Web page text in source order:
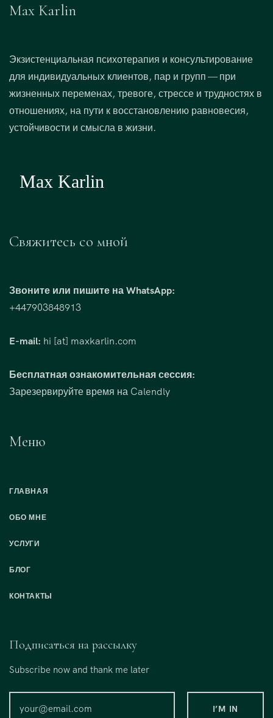
Max Karlin
Экзистенциальная психотерапия и консультирование
для индивидуальных клиентов, пар и групп — при
жизненных переменах, тревоге, стрессе и трудностях в
отношениях, на пути к восстановлению равновесия,
устойчивости и смысла в жизни.
Свяжитесь со мной
Звоните или пишите на WhatsApp:
+447903848913
E-mail: hi [at] maxkarlin.com
Бесплатная ознакомительная сессия:
Зарезервируйте время на Calendly
Меню
ГЛАВНАЯ
ОБО МНЕ
УСЛУГИ
БЛОГ
КОНТАКТЫ
Подписаться на рассылку
Subscribe now and thank me later